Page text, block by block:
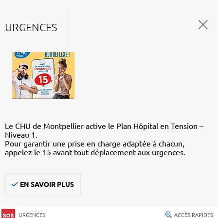
URGENCES
Le CHU de Montpellier active le Plan Hôpital en Tension –
Niveau 1.
Pour garantir une prise en charge adaptée à chacun,
appelez le 15 avant tout déplacement aux urgences.
EN SAVOIR PLUS
URGENCES ACCÈS RAPIDES